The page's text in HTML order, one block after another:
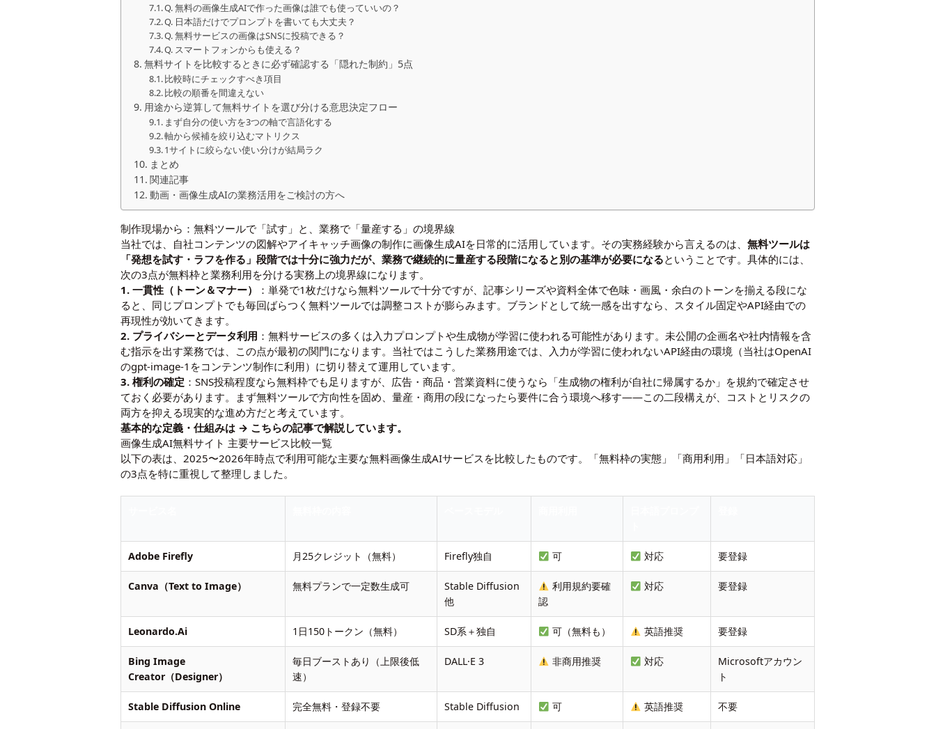
Q. 無料の画像生成AIで作った画像は誰でも使っていいの？
Q. 日本語だけでプロンプトを書いても大丈夫？
Q. 無料サービスの画像はSNSに投稿できる？
Q. スマートフォンからも使える？
無料サイトを比較するときに必ず確認する「隠れた制約」5点
比較時にチェックすべき項目
比較の順番を間違えない
用途から逆算して無料サイトを選び分ける意思決定フロー
まず自分の使い方を3つの軸で言語化する
軸から候補を絞り込むマトリクス
1サイトに絞らない使い分けが結局ラク
まとめ
関連記事
動画・画像生成AIの業務活用をご検討の方へ
制作現場から：無料ツールで「試す」と、業務で「量産する」の境界線
当社では、自社コンテンツの図解やアイキャッチ画像の制作に画像生成AIを日常的に活用しています。その実務経験から言えるのは、無料ツールは
「発想を試す・ラフを作る」段階では十分に強力だが、業務で継続的に量産する段階になると別の基準が必要になるということです。具体的には、
次の3点が無料枠と業務利用を分ける実務上の境界線になります。
1. 一貫性（トーン＆マナー）
：単発で1枚だけなら無料ツールで十分ですが、記事シリーズや資料全体で色味・画風・余白のトーンを揃える段にな
ると、同じプロンプトでも毎回ばらつく無料ツールでは調整コストが膨らみます。ブランドとして統一感を出すなら、スタイル固定やAPI経由での
再現性が効いてきます。
2. プライバシーとデータ利用 ：無料サービスの多くは入力プロンプトや生成物が学習に使われる可能性があります。未公開の企画名や社内情報を含
む指示を出す業務では、この点が最初の関門になります。当社ではこうした業務用途では、入力が学習に使われないAPI経由の環境（当社はOpenAI
のgpt-image-1をコンテンツ制作に利用）に切り替えて運用しています。
3. 権利の確定 ：SNS投稿程度なら無料枠でも足りますが、広告・商品・営業資料に使うなら「生成物の権利が自社に帰属するか」を規約で確定させ
ておく必要があります。まず無料ツールで方向性を固め、量産・商用の段になったら要件に合う環境へ移す——この二段構えが、コストとリスクの
両方を抑える現実的な進め方だと考えています。
基本的な定義・仕組みは → こちらの記事で解説しています。
画像生成AI無料サイト 主要サービス比較一覧
以下の表は、2025〜2026年時点で利用可能な主要な無料画像生成AIサービスを比較したものです。「無料枠の実態」「商用利用」「日本語対応」
の3点を特に重視して整理しました。
Adobe Firefly 月25クレジット（無料） Firefly独自 可 対応 要登録
Canva（Text to Image） 無料プランで一定数生成可
Stable Diffusion
他
利用規約要確
認
対応 要登録
Leonardo.Ai 1日150トークン（無料） SD系＋独自 可（無料も） 英語推奨 要登録
Bing Image
Creator（Designer）
毎日ブーストあり（上限後低
速）
DALL·E 3 非商用推奨 対応
Microsoftアカウン
ト
Stable Diffusion Online 完全無料・登録不要 Stable Diffusion 可 英語推奨 不要